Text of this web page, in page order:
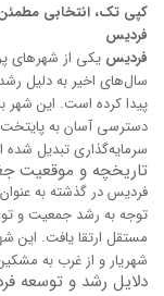
کپی تک، انتخابی
فردیس
فردیس یکی از شهرهای
سال‌های اخیر به دلیل
پیدا کرده است. این شهر
دسترسی آسان به
سرمایه‌گذاری تبدیل
تاریخچه و موقعیت
فردیس در گذشته به
مستقل ارتقا یافت. این
شهریار و از غرب به
دلایل رشد و توسعه